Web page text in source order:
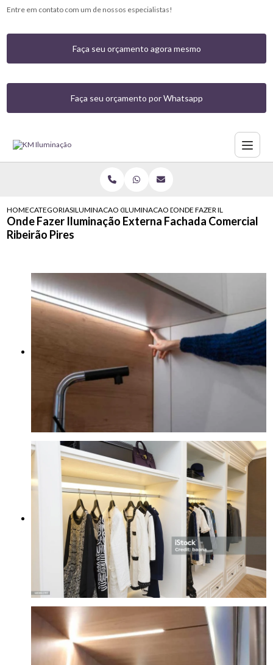
Entre em contato com um de nossos especialistas!
Faça seu orçamento agora mesmo
Faça seu orçamento por Whatsapp
HOMECATEGORIASILUMINACAO COMERCIALILUMINACAO DE FACHADA COMERCIAL
ONDE FAZER ILUMINACAO
Onde Fazer Iluminação Externa Fachada Comercial
Ribeirão Pires